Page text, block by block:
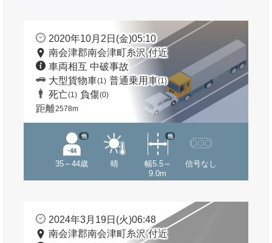
2020年10月2日(金)05:10
南会津郡南会津町糸沢 付近
車両相互 中破事故
大型貨物車(1) 普通乗用車(1)
死亡(1) 負傷(0)
距離2578m
35～44歳
他
晴
幅5.5～
9.0m
他
信号なし
2024年3月19日(火)06:48
南会津郡南会津町糸沢 付近